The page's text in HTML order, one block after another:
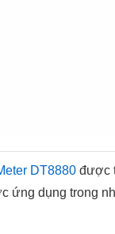
DT8880 được
ứng dụng trong